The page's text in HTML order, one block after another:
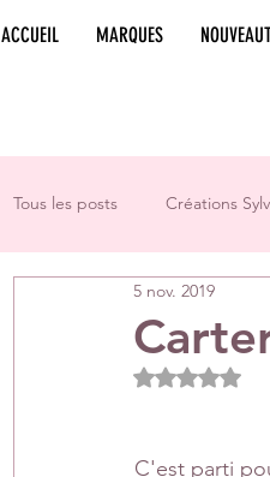
ACCUEIL MARQUES
Tous les posts Créations
Challenges groupe
Créations Les Papiers de
5 nov. 2019
Noté NaN
C'est parti